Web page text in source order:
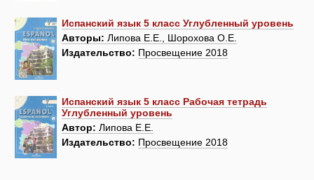
Испанский язык 5 класс Углубленный уровень
Авторы: Липова Е.Е., Шорохова О.Е.
Издательство: Просвещение 2018
Испанский язык 5 класс Рабочая тетрадь
Углубленный уровень
Автор: Липова Е.Е.
Издательство: Просвещение 2018